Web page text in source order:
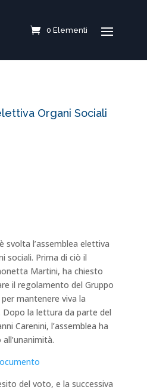
0 Elementi
Organi Sociali
svolta l’assemblea elettiva
sociali. Prima di ciò il
Martini, ha chiesto
il regolamento del Gruppo
mantenere viva la
Dopo la lettura da parte del
Carenini, l’assemblea ha
del voto, e la successiva